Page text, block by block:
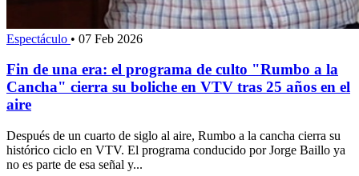
Espectáculo • 07 Feb 2026
Fin de una era: el programa de culto "Rumbo a la
Cancha" cierra su boliche en VTV tras 25 años en el
aire
Después de un cuarto de siglo al aire, Rumbo a la cancha cierra su
histórico ciclo en VTV. El programa conducido por Jorge Baillo ya
no es parte de esa señal y...